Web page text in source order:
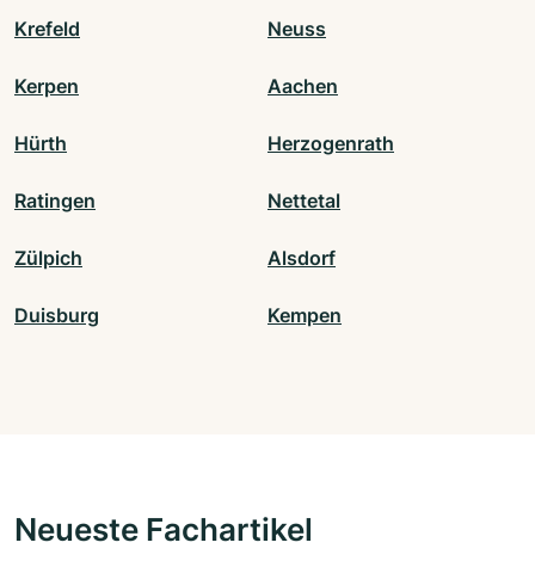
Krefeld Neuss
Kerpen Aachen
Hürth Herzogenrath
Ratingen Nettetal
Zülpich Alsdorf
Duisburg Kempen
Neueste Fachartikel